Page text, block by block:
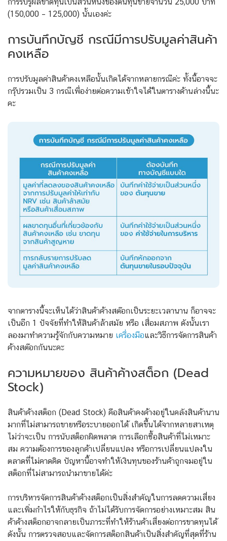
(150,000 – 125,000) นั้นเองค่ะ
การบันทึกบัญชี กรณีมีการปรับมูลค่าสินค้า
คงเหลือ
การปรับมูลค่าสินค้าคงเหลือนั้นเกิดได้จากหลายกรณีค่ะ ทั้งนี้อาจจะ
กรุ๊ปรวมเป็น 3 กรณีเพื่อง่ายต่อความเข้าใจได้ในตารางด้านล่างนี้นะ
คะ
จากตารางนี้จะเห็นได้ว่าสินค้าค้างสต๊อกเป็นระยะเวลานาน ก็อาจจะ
เป็นอีก 1 ปัจจัยที่ทำให้สินค้าล้าสมัย หรือ เสื่อมสภาพ ดังนั้นเรา
ลองมาทำความรู้จักกับความหมาย เครื่องมือและวิธีการจัดการสินค้า
ค้างสต๊อกกันนะคะ
ความหมายของ สินค้าค้างสต็อก (Dead
Stock)
สินค้าค้างสต็อก (Dead Stock) คือสินค้าคงค้างอยู่ในคลังสินค้านาน
มากที่ไม่สามารถขายหรือระบายออกได้ เกิดขึ้นได้จากหลายสาเหตุ
ไม่ว่าจะเป็น การนับสต็อกผิดพลาด การเลือกซื้อสินค้าที่ไม่เหมาะ
สม ความต้องการของลูกค้าเปลี่ยนแปลง หรือการเปลี่ยนแปลงใน
ตลาดที่ไม่คาดคิด ปัญหานี้อาจทำให้เงินทุนของร้านค้าถูกจมอยู่ใน
สต็อกที่ไม่สามารถนำมาขายได้ค่ะ
การบริหารจัดการสินค้าค้างสต็อกเป็นสิ่งสำคัญในการลดความเสี่ยง
และเพิ่มกำไรให้กับธุรกิจ ถ้าไม่ได้รับการจัดการอย่างเหมาะสม สิน
ค้าค้างสต็อกอาจกลายเป็นภาระที่ทำให้ร้านค้าเสี่ยงต่อการขาดทุนได้
ดังนั้น การตรวจสอบและจัดการสต็อกสินค้าเป็นสิ่งสำคัญที่สุดที่ร้าน